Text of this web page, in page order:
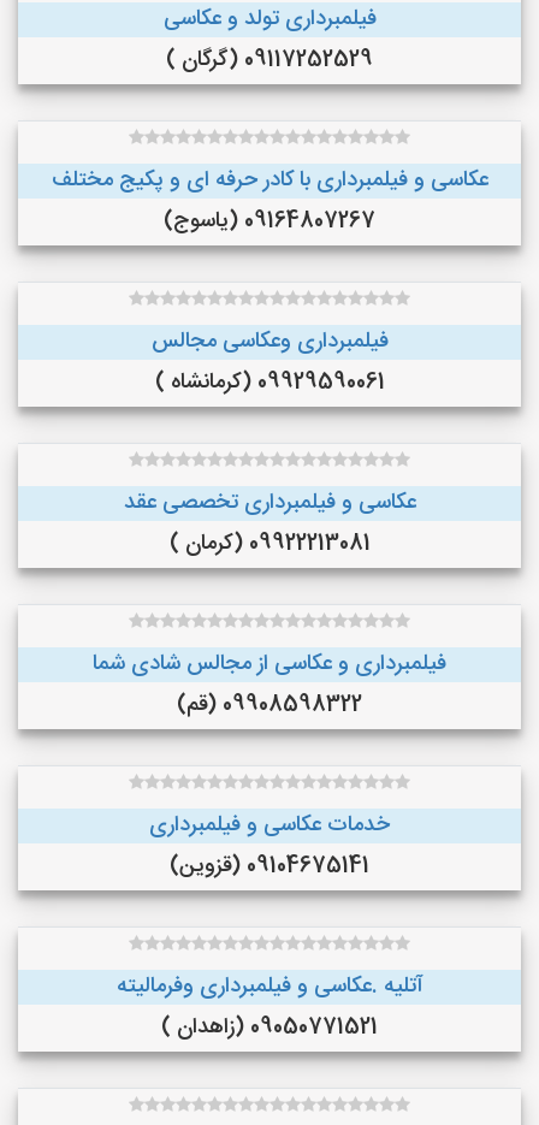
فیلمبرداری تولد و عکاسی
09117252529 (گرگان )
عکاسی و فیلمبرداری با کادر حرفه ای و پکیج مختلف
09164807267 (یاسوج)
فیلمبرداری وعکاسی مجالس
09929590061 (کرمانشاه )
عکاسی و فیلمبرداری تخصصی عقد
09922213081 (کرمان )
فیلمبرداری و عکاسی از مجالس شادی شما
09908598322 (قم)
خدمات عکاسی و فیلمبرداری
09104675141 (قزوین)
آتلیه .عکاسی و فیلمبرداری وفرمالیته
09050771521 (زاهدان )